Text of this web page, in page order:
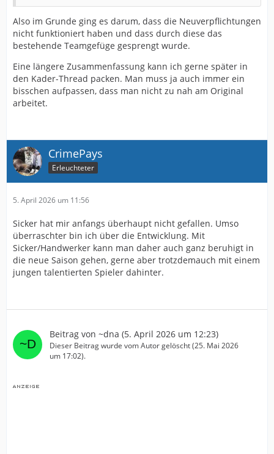
Also im Grunde ging es darum, dass die Neuverpflichtungen
nicht funktioniert haben und dass durch diese das
bestehende Teamgefüge gesprengt wurde.
Eine längere Zusammenfassung kann ich gerne später in
den Kader-Thread packen. Man muss ja auch immer ein
bisschen aufpassen, dass man nicht zu nah am Original
arbeitet.
CrimePays
Erleuchteter
5. April 2026 um 11:56
Sicker hat mir anfangs überhaupt nicht gefallen. Umso
überraschter bin ich über die Entwicklung. Mit
Sicker/Handwerker kann man daher auch ganz beruhigt in
die neue Saison gehen, gerne aber trotzdemauch mit einem
jungen talentierten Spieler dahinter.
Beitrag von ~dna (5. April 2026 um 12:23)
Dieser Beitrag wurde vom Autor gelöscht (25. Mai 2026
um 17:02).